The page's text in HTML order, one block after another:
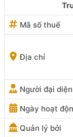
Mã số thuế
Địa chỉ
Người đại diện
Ngày hoạt
Quản lý bởi